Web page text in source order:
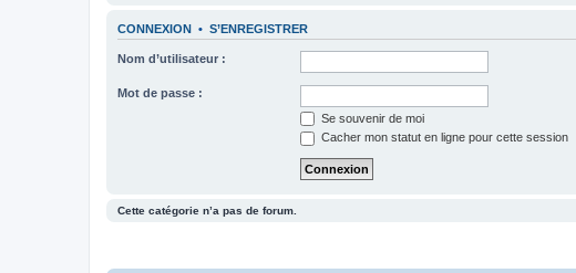
CONNEXION • S’ENREGISTRER
Nom d’utilisateur :
Mot de passe :
Se souvenir de moi
Cacher mon statut en ligne pour cette session
Cette catégorie n’a pas de forum.